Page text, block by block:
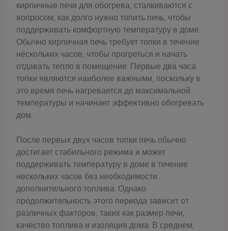
кирпичные печи для обогрева, сталкиваются с
вопросом, как долго нужно топить печь, чтобы
поддерживать комфортную температуру в доме.
Обычно кирпичная печь требует топки в течение
нескольких часов, чтобы прогреться и начать
отдавать тепло в помещение. Первые два часа
топки являются наиболее важными, поскольку в
это время печь нагревается до максимальной
температуры и начинает эффективно обогревать
дом.
После первых двух часов топки печь обычно
достигает стабильного режима и может
поддерживать температуру в доме в течение
нескольких часов без необходимости
дополнительного топлива. Однако
продолжительность этого периода зависит от
различных факторов, таких как размер печи,
качество топлива и изоляция дома. В среднем,